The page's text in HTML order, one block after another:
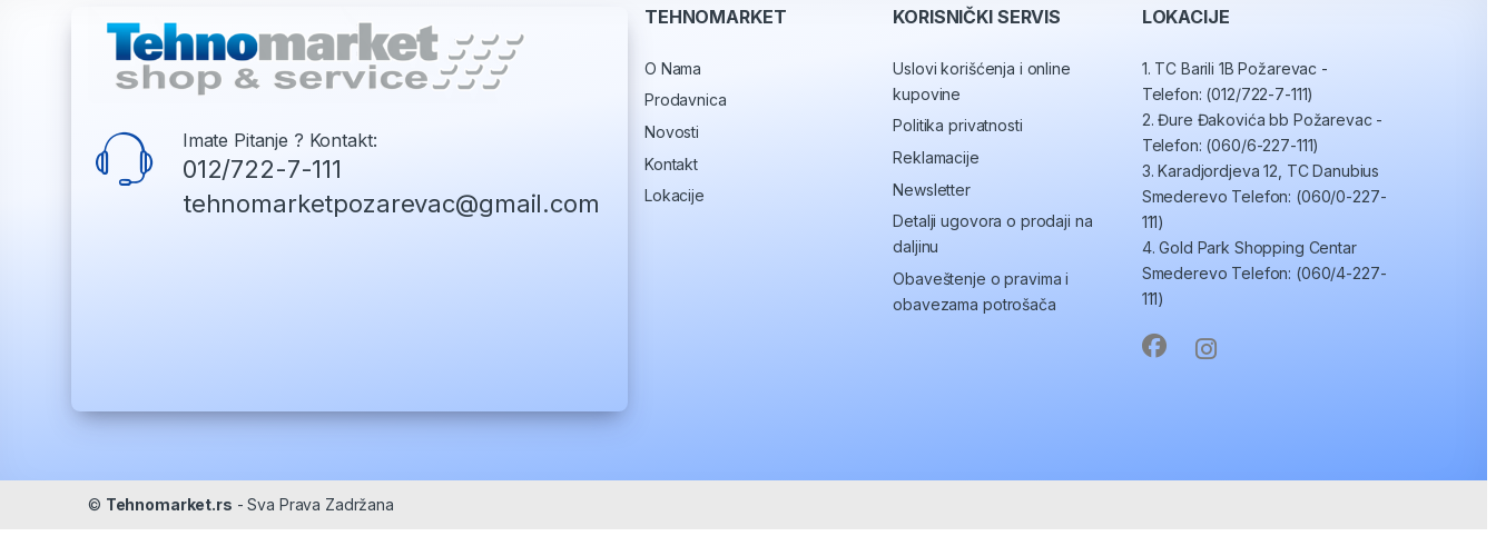
Imate Pitanje ? Kontakt:
012/722-7-111
tehnomarketpozarevac@gmail.com
TEHNOMARKET
O Nama
Prodavnica
Novosti
Kontakt
Lokacije
KORISNIČKI SERVIS
Uslovi korišćenja i online
kupovine
Politika privatnosti
Reklamacije
Newsletter
Detalji ugovora o prodaji na
daljinu
Obaveštenje o pravima i
obavezama potrošača
LOKACIJE
1. TC Barili 1B Požarevac -
Telefon: (012/722-7-111)
2. Đure Đakovića bb Požarevac -
Telefon: (060/6-227-111)
3. Karadjordjeva 12, TC Danubius
Smederevo Telefon: (060/0-227-
111)
4. Gold Park Shopping Centar
Smederevo Telefon: (060/4-227-
111)
© Tehnomarket.rs - Sva Prava Zadržana